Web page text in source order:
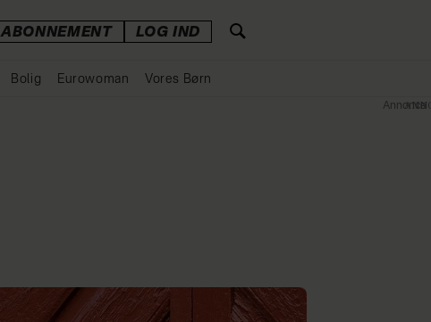
ABONNEMENT LOG IND
Bolig Eurowoman Vores Børn
Annonce